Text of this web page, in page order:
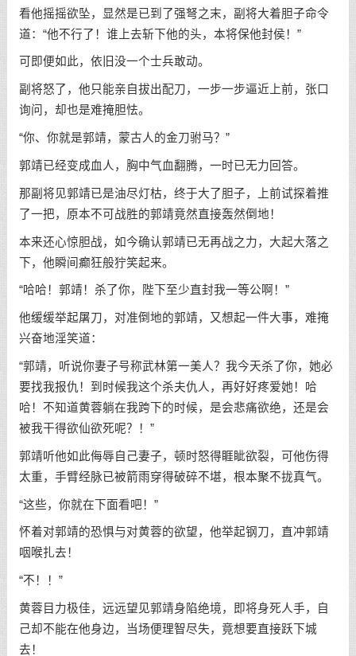
看他摇摇欲坠，显然是已到了强弩之末，副将大着胆子命令
道：“他不行了！谁上去斩下他的头，本将保他封侯！”
可即便如此，依旧没一个士兵敢动。
副将怒了，他只能亲自拔出配刀，一步一步逼近上前，张口
询问，却也是难掩胆怯。
“你、你就是郭靖，蒙古人的金刀驸马？”
郭靖已经变成血人，胸中气血翻腾，一时已无力回答。
那副将见郭靖已是油尽灯枯，终于大了胆子，上前试探着推
了一把，原本不可战胜的郭靖竟然直接轰然倒地！
本来还心惊胆战，如今确认郭靖已无再战之力，大起大落之
下，他瞬间癫狂般狞笑起来。
“哈哈！郭靖！杀了你，陛下至少直封我一等公啊！”
他缓缓举起屠刀，对准倒地的郭靖，又想起一件大事，难掩
兴奋地淫笑道：
“郭靖，听说你妻子号称武林第一美人？我今天杀了你，她必
要找我报仇！到时候我这个杀夫仇人，再好好疼爱她！哈
哈！不知道黄蓉躺在我跨下的时候，是会悲痛欲绝，还是会
被我干得欲仙欲死呢？！”
郭靖听他如此侮辱自己妻子，顿时怒得睚眦欲裂，可他伤得
太重，手臂经脉已被箭雨穿得破碎不堪，根本聚不拢真气。
“这些，你就在下面看吧！”
怀着对郭靖的恐惧与对黄蓉的欲望，他举起钢刀，直冲郭靖
咽喉扎去！
“不！！”
黄蓉目力极佳，远远望见郭靖身陷绝境，即将身死人手，自
己却不能在他身边，当场便理智尽失，竟想要直接跃下城
去！